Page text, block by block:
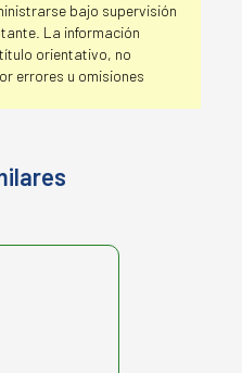
bajo supervisión
La información
orientativo, no
errores u omisiones